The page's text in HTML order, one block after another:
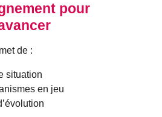
pour
de :
situation
en jeu